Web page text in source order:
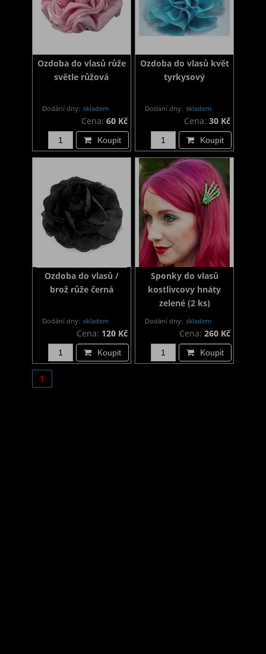
Ozdoba do vlasů růže
světle růžová
Dodání dny: skladem
Cena: 60 Kč
Koupit
Ozdoba do vlasů květ
tyrkysový
Dodání dny: skladem
Cena: 30 Kč
Koupit
Ozdoba do vlasů /
brož růže černá
Dodání dny: skladem
Cena: 120 Kč
Koupit
Sponky do vlasů
kostlivcovy hnáty
zelené (2 ks)
Dodání dny: skladem
Cena: 260 Kč
Koupit
1